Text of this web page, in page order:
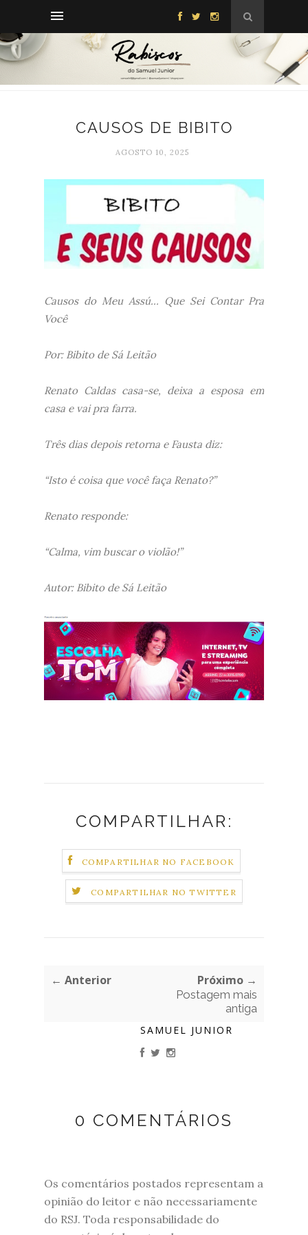
CAUSOS DE BIBITO
AGOSTO 10, 2025
Causos do Meu Assú... Que Sei Contar Pra
Você
Por: Bibito de Sá Leitão
Renato Caldas casa-se, deixa a esposa em
casa e vai pra farra.
Três dias depois retorna e Fausta diz:
“Isto é coisa que você faça Renato?”
Renato responde:
“Calma, vim buscar o violão!”
Autor: Bibito de Sá Leitão
COMPARTILHAR:
COMPARTILHAR NO FACEBOOK
COMPARTILHAR NO TWITTER
← Anterior Próximo →
Postagem mais
antiga
SAMUEL JUNIOR
0 COMENTÁRIOS
Os comentários postados representam a
opinião do leitor e não necessariamente
do RSJ. Toda responsabilidade do